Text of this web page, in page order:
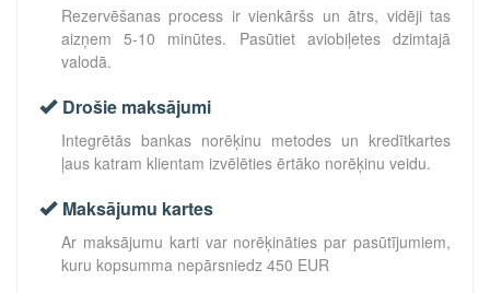
Rezervēšanas process ir vienkāršs un ātrs, vidēji tas
aizņem 5-10 minūtes. Pasūtiet aviobiļetes dzimtajā
valodā.
Drošie maksājumi
Integrētās bankas norēķinu metodes un kredītkartes
ļaus katram klientam izvēlēties ērtāko norēķinu veidu.
Maksājumu kartes
Ar maksājumu karti var norēķināties par pasūtījumiem,
kuru kopsumma nepārsniedz 450 EUR